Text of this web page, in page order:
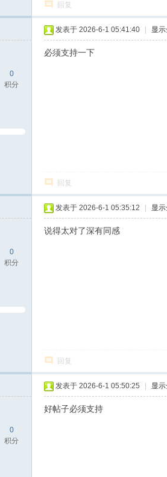
回复
0
积分
发表于 2026-6-1 05:41:40 显
必须支持一下
回复
0
积分
发表于 2026-6-1 05:35:12 显
说得太对了深有同感
回复
0
积分
发表于 2026-6-1 05:50:25 显
好帖子必须支持